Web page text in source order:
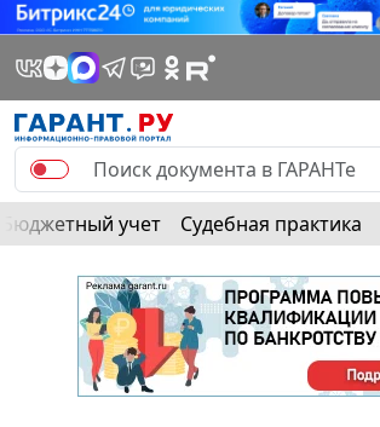
Бюджетный учет Судебная практика